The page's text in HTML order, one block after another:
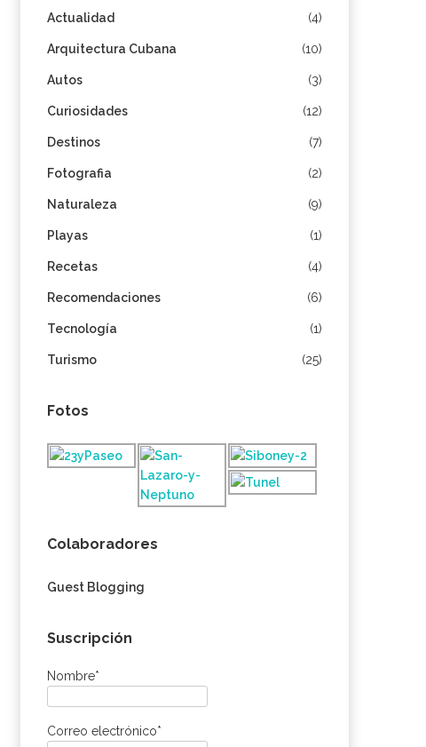
Actualidad (4)
Arquitectura Cubana (10)
Autos (3)
Curiosidades (12)
Destinos (7)
Fotografia (2)
Naturaleza (9)
Playas (1)
Recetas (4)
Recomendaciones (6)
Tecnología (1)
Turismo (25)
Fotos
Colaboradores
Guest Blogging
Suscripción
Nombre*
Correo electrónico*